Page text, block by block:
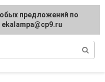
предложений по
ekalampa@cp9.ru